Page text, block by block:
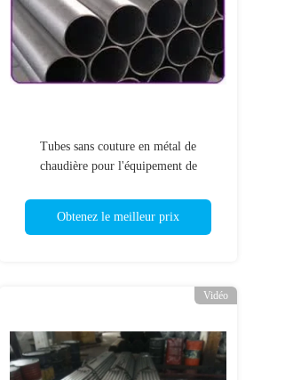
Tubes sans couture en métal de
chaudière pour l'équipement de
Obtenez le meilleur prix
Vidéo